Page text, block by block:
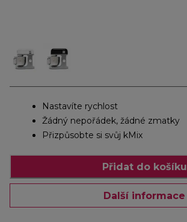
Nastavíte rychlost
Žádný nepořádek, žádné zmatky
Přizpůsobte si svůj kMix
Přidat do košíku
Další informace